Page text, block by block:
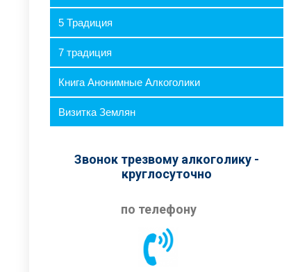
5 Традиция
7 традиция
Книга Анонимные Алкоголики
Визитка Землян
Звонок трезвому алкоголику -
круглосуточно
по телефону